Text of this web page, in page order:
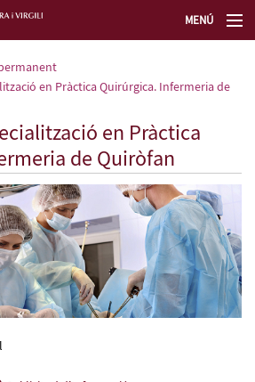
MENÚ
en Pràctica Quirúrgica. Infermeria de
en Pràctica
de Quiròfan